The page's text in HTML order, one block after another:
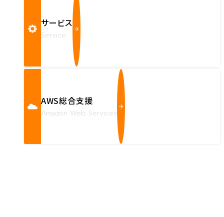
サービス
Service
AWS総合支援
Amazon Web Services